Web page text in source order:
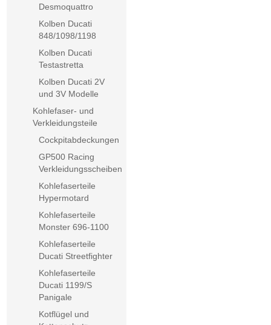
Desmoquattro
Kolben Ducati
848/1098/1198
Kolben Ducati
Testastretta
Kolben Ducati 2V
und 3V Modelle
Kohlefaser- und
Verkleidungsteile
Cockpitabdeckungen
GP500 Racing
Verkleidungsscheiben
Kohlefaserteile
Hypermotard
Kohlefaserteile
Monster 696-1100
Kohlefaserteile
Ducati Streetfighter
Kohlefaserteile
Ducati 1199/S
Panigale
Kotflügel und